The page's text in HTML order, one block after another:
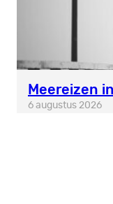
Meereizen
6 augustus 2026